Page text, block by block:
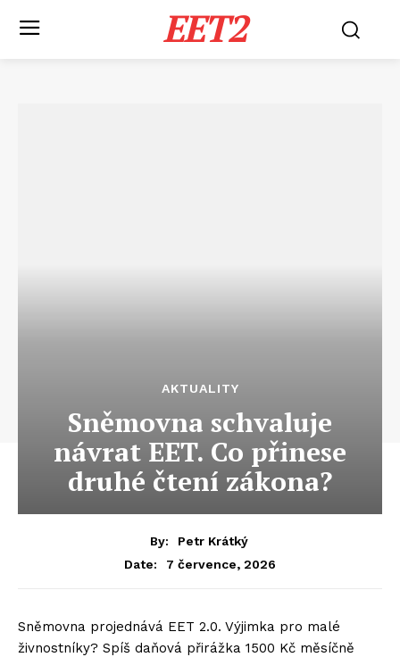
EET2
AKTUALITY
Sněmovna schvaluje
návrat EET. Co přinese
druhé čtení zákona?
By:
Petr Krátký
Date:
7 července, 2026
Sněmovna projednává EET 2.0. Výjimka pro malé
živnostníky? Spíš daňová přirážka 1500 Kč měsíčně